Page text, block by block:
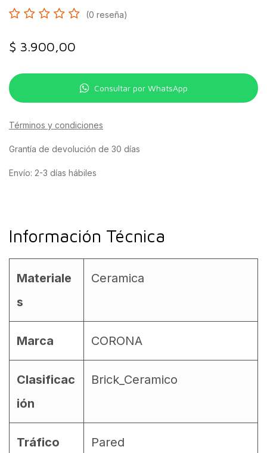
(0 reseña)
$ 3.900,00
Consultar por WhatsApp
Términos y condiciones
Grantía de devolución de 30 días
Envío: 2-3 días hábiles
Información Técnica
Materiale
s
Ceramica
Marca CORONA
Clasificac
ión
Brick_Ceramico
Tráfico Pared